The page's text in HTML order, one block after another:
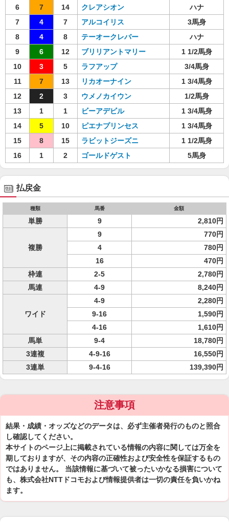
6
7 14 クレアシオン
ハナ
7
4 7 アルコイリス
3馬身
8
4 8 テーオークレバー
ハナ
9
6 12 ブリリアントマリー
1 1/2馬身
10
3 5 ラフアップ
3/4馬身
11
7 13 リカオーナイン
1 3/4馬身
12
2 3 ウメノカイウン
1/2馬身
13
1 1 ビーアデビル
1 3/4馬身
14
5 10 ピエナプリンセス
1 3/4馬身
15
8 15 ラビットジーズニ
1 1/2馬身
16
1 2 ゴールドゲスト 5馬身
払戻金
種類 馬番 金額
単勝 9 2,810円
複勝
9
770円
4
780円
16
470円
枠連
2-5
2,780円
馬連
4-9 8,240円
ワイド
4-9
2,280円
9-16
1,590円
4-16
1,610円
馬単
9-4
18,780円
3連複
4-9-16
16,550円
3連単
9-4-16 139,390円
注意事項
結果・成績・オッズなどのデータは、必ず主催者発行のものと照合
し確認してください。
本サイトのページ上に掲載されている情報の内容に関しては万全を
期しておりますが、その内容の正確性および安全性を保証するもの
ではありません。 当該情報に基づいて被ったいかなる損害について
も、株式会社NTTドコモおよび情報提供者は一切の責任を負いかね
ます。